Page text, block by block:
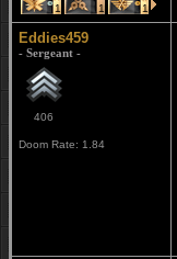
1 1 1
Eddies459
- Sergeant -
406
Doom Rate: 1.84